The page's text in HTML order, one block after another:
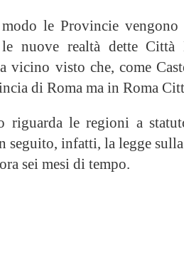
le Provincie
le nuove realtà dette
vicino visto che, come
di Roma ma in Roma
riguarda le regioni a
seguito, infatti, la legge
sei mesi di tempo.